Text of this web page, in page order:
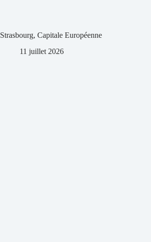
Strasbourg, Capitale Européenne
11 juillet 2026